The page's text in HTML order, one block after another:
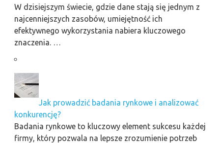
W dzisiejszym świecie, gdzie dane stają się jednym z
najcenniejszych zasobów, umiejętność ich
efektywnego wykorzystania nabiera kluczowego
znaczenia. …
Jak prowadzić badania rynkowe i analizować
konkurencję?
Badania rynkowe to kluczowy element sukcesu każdej
firmy, który pozwala na lepsze zrozumienie potrzeb